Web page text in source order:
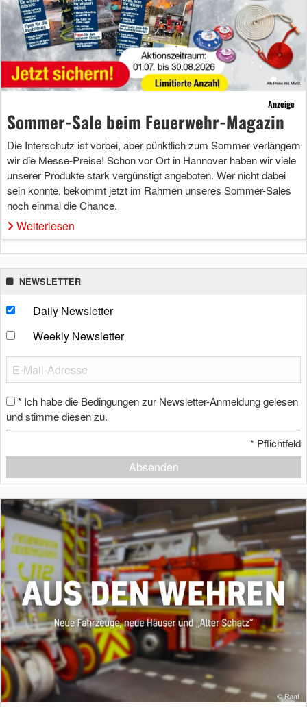
Anzeige
Sommer-Sale beim Feuerwehr-Magazin
Die Interschutz ist vorbei, aber pünktlich zum Sommer verlängern
wir die Messe-Preise! Schon vor Ort in Hannover haben wir viele
unserer Produkte stark vergünstigt angeboten. Wer nicht dabei
sein konnte, bekommt jetzt im Rahmen unseres Sommer-Sales
noch einmal die Chance.
Weiterlesen
NEWSLETTER
Daily Newsletter
Weekly Newsletter
* Ich habe die Bedingungen zur Newsletter-Anmeldung gelesen
und stimme diesen zu.
* Pflichtfeld
Absenden